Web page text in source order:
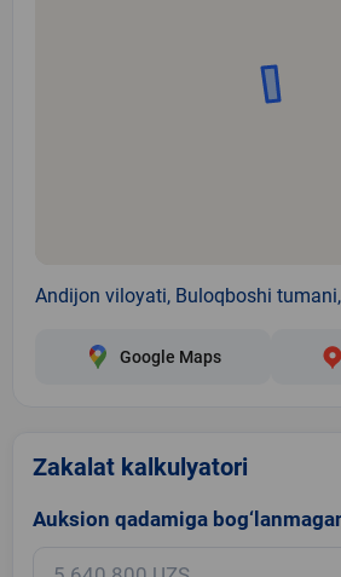
Andijon viloyati, Buloqboshi
Google Maps
Zakalat kalkulyatori
Auksion qadamiga